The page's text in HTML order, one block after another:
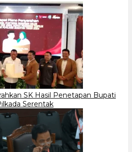
SK Hasil Penetapan Bupati
Serentak